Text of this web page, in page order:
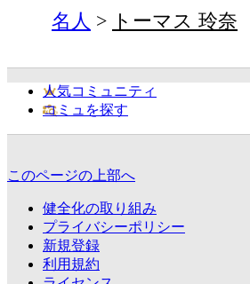
名人
トーマス 玲奈
人気コミュニティ
コミュを探す
このページの上部へ
健全化の取り組み
プライバシーポリシー
新規登録
利用規約